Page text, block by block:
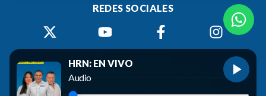
REDES SOCIALES
HRN: EN VIVO
Audio